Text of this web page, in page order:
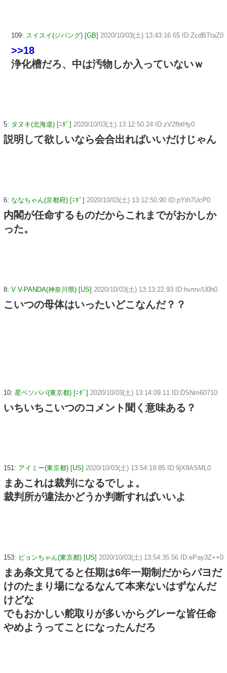
109: スイスイ(ジパング) [GB] 2020/10/03(土) 13:43:16.65 ID:ZcdBTtaZ0
>>18
浄化槽だろ、中は汚物しか入っていないｗ
5: タヌキ(北海道) [ﾆﾀﾞ] 2020/10/03(土) 13:12:50.24 ID:zV2fbtHy0
説明して欲しいなら会合出ればいいだけじゃん
6: ななちゃん(京都府) [ﾆﾀﾞ] 2020/10/03(土) 13:12:50.90 ID:pYth7UcP0
内閣が任命するものだからこれまでがおかしか
った。
8: V V-PANDA(神奈川県) [US] 2020/10/03(土) 13:13:22.93 ID:hvmv/U0h0
こいつの母体はいったいどこなんだ？？
10: 星ベソパパ(東京都) [ﾆﾀﾞ] 2020/10/03(土) 13:14:09.11 ID:DSNm60710
いちいちこいつのコメント聞く意味ある？
151: アイミー(東京都) [US] 2020/10/03(土) 13:54:19.85 ID:9jX8ASML0
まあこれは裁判になるでしょ。
裁判所が違法かどうか判断すればいいよ
153: ピョンちゃん(東京都) [US] 2020/10/03(土) 13:54:35.56 ID:ePay3Z++0
まあ条文見てると任期は6年一期制だからパヨだ
けのたまり場になるなんて本来ないはずなんだ
けどな
でもおかしい舵取りが多いからグレーな皆任命
やめようってことになったんだろ